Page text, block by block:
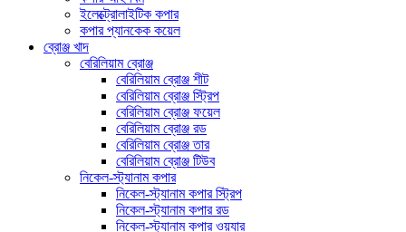
ইলেক্ট্রোলাইটিক কপার
কপার প্যানকেক কয়েল
ব্রোঞ্জ খাদ
বেরিলিয়াম ব্রোঞ্জ
বেরিলিয়াম ব্রোঞ্জ শীট
বেরিলিয়াম ব্রোঞ্জ স্ট্রিপ
বেরিলিয়াম ব্রোঞ্জ ফয়েল
বেরিলিয়াম ব্রোঞ্জ রড
বেরিলিয়াম ব্রোঞ্জ তার
বেরিলিয়াম ব্রোঞ্জ টিউব
নিকেল-স্ট্যানাম কপার
নিকেল-স্ট্যানাম কপার স্ট্রিপ
নিকেল-স্ট্যানাম কপার রড
নিকেল-স্ট্যানাম কপার ওয়্যার